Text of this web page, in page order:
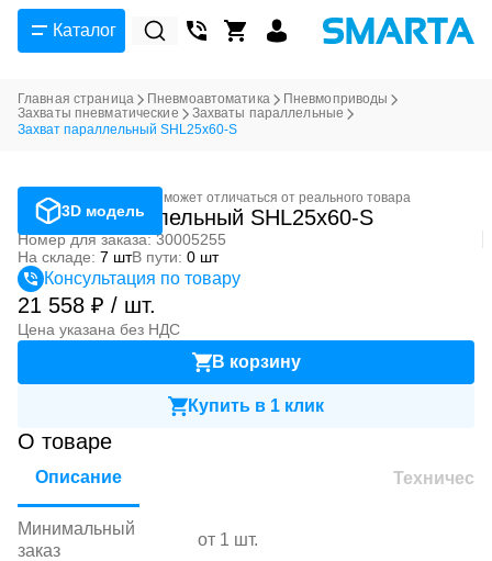
Каталог
Главная страница Пневмоавтоматика
Пневмоприводы
Захваты пневматические
Захваты параллельные
Захват параллельный SHL25x60-S
3D модель
Фотография может отличаться от реального товара
Захват параллельный SHL25x60-S
Номер для заказа: 30005255
На складе: 7 штВ пути: 0 шт
Консультация по товару
21 558 ₽ / шт.
Цена указана без НДС
В корзину
Купить в 1 клик
О товаре
Описание
Минимальный
заказ
от 1 шт.